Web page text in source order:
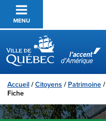
Passer au contenu principal
MENU
Ville de Québec
Accueil /Citoyens / Patrimoine /
Fiche